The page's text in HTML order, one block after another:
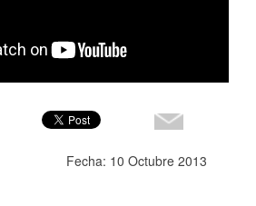
Fecha: 10 Octubre 2013